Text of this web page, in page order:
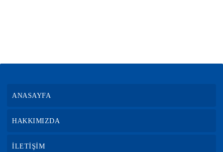
ANASAYFA
HAKKIMIZDA
İLETİŞİM